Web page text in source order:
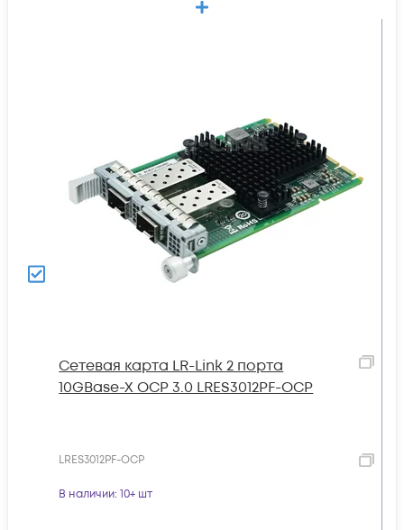
Сетевая карта LR-Link 2 порта
10GBase-X OCP 3.0 LRES3012PF-OCP
LRES3012PF-OCP
В наличии: 10+ шт